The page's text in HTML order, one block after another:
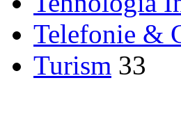
Telefonie &
Turism 33